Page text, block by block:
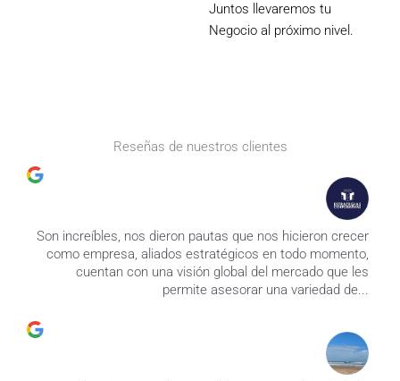
Juntos llevaremos tu
Negocio al próximo nivel.
Reseñas de nuestros clientes
Son increíbles, nos dieron pautas que nos hicieron crecer
como empresa, aliados estratégicos en todo momento,
cuentan con una visión global del mercado que les
permite asesorar una variedad de...